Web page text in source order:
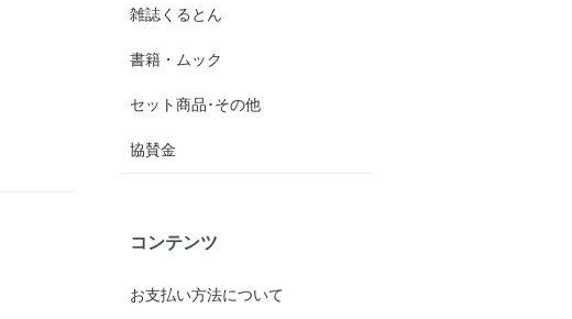
雑誌くるとん
書籍・ムック
セット商品･その他
協賛金
コンテンツ
お支払い方法について